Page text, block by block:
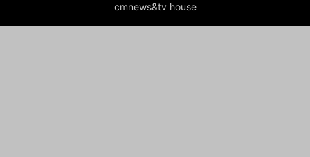
cmnews&tv house